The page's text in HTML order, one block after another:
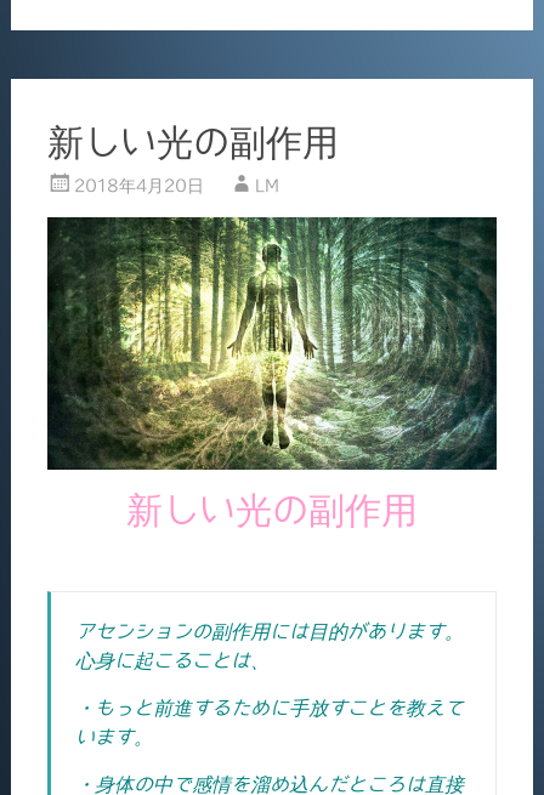
k
新しい光の副作用
2018年4月20日 LM
新しい光の副作用
アセンションの副作用には目的があります。
心身に起こることは、
・もっと前進するために手放すことを教えて
います。
・身体の中で感情を溜め込んだところは直接